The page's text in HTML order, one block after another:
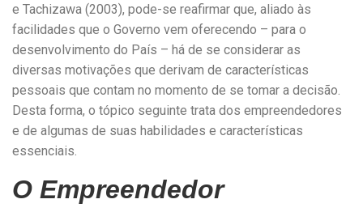
e Tachizawa (2003), pode-se reafirmar que, aliado às
facilidades que o Governo vem oferecendo – para o
desenvolvimento do País – há de se considerar as
diversas motivações que derivam de características
pessoais que contam no momento de se tomar a decisão.
Desta forma, o tópico seguinte trata dos empreendedores
e de algumas de suas habilidades e características
essenciais.
O Empreendedor